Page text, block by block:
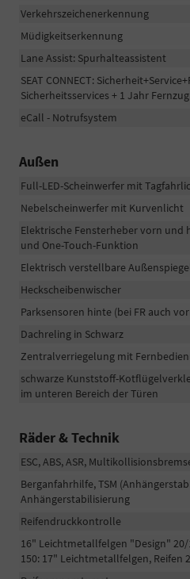
Verkehrszeichenerkennung
Müdigkeitserkennung
Lane Assist: Spurhalteassistent
SEAT CONNECT:
Sicherheitsservices + 1 Jahr
eCall - Notrufsystem
Außen
Full-LED-Scheinwerfer mit
Nebelscheinwerfer mit Kurvenlicht
Elektrische Fensterheber vorn
und One-Touch-Funktion
Elektrisch verstellbare
Heckscheibenwischer
Parksensoren hinte (bei FR auch
Dachreling in Schwarz
Zentralverriegelung mit
schwarze Kunststoff-
im unteren Bereich der Türen
Räder & Technik
ESC, ABS, ASR,
Berganfahrhilfe, TSM
Anhängerstabilisierung
Reifendruckkontrolle
16" Leichtmetallfelgen "Design" 20/
150: 17" Leichtmetallfelgen, Reifen